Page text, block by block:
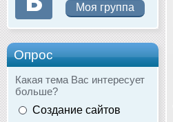
Моя группа
Опрос
Какая тема Вас интересует
больше?
Создание сайтов